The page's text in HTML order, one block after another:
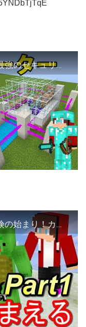
【マインクラフト】完全自動・最強のセキュリティの作り方
【まいぜんクラフト】新しい冒険の始まり！カメをつかまえてペットにしてみた！ Part1【マインクラフト】